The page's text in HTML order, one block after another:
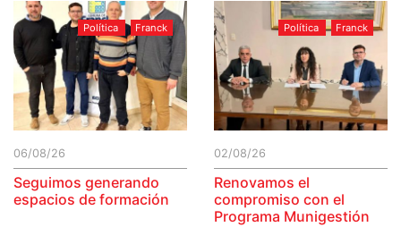
Política Franck
06/08/26
Seguimos generando
espacios de formación
Política Franck
02/08/26
Renovamos el
compromiso con el
Programa Munigestión